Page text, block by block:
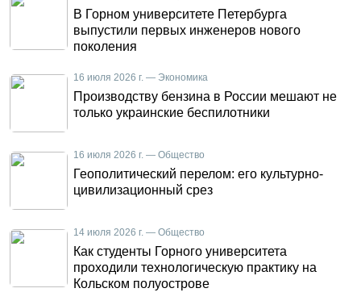
В Горном университете Петербурга
выпустили первых инженеров нового
поколения
16 июля 2026 г. — Экономика
Производству бензина в России мешают не
только украинские беспилотники
16 июля 2026 г. — Общество
Геополитический перелом: его культурно-
цивилизационный срез
14 июля 2026 г. — Общество
Как студенты Горного университета
проходили технологическую практику на
Кольском полуострове